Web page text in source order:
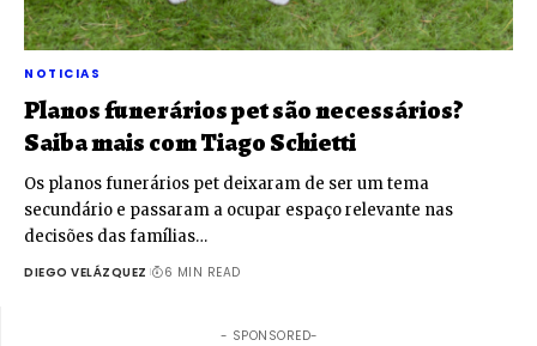
NOTICIAS
Planos funerários pet são necessários?
Saiba mais com Tiago Schietti
Os planos funerários pet deixaram de ser um tema
secundário e passaram a ocupar espaço relevante nas
decisões das famílias…
DIEGO VELÁZQUEZ 6 MIN READ
- SPONSORED-